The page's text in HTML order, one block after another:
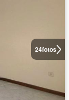
24fotos